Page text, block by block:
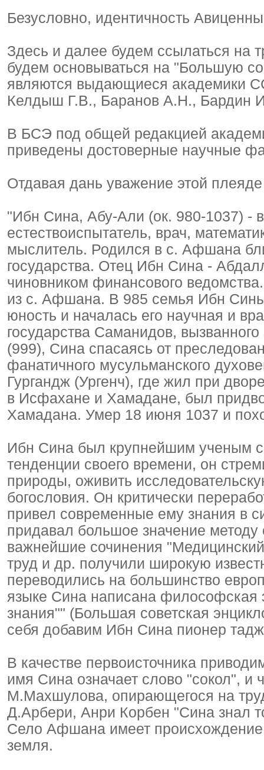
Безусловно, идентичность
Здесь и далее будем ссылаться на
будем основываться на "Большую
являются выдающиеся академики
Келдыш Г.В., Баранов А.Н., Бардин
В БСЭ под общей редакцией
приведены достоверные научные
Отдавая дань уважение этой
"Ибн Сина, Абу-Али (ок. 980-1037)
естествоиспытатель, врач,
мыслитель. Родился в с. Афшана
государства. Отец Ибн Сина -
чиновником финансового
из с. Афшана. В 985 семья Ибн
юность и началась его научная и
государства Саманидов,
(999), Сина спасаясь от
фанатичного мусульманского
Гургандж (Ургенч), где жил при
в Исфахане и Хамадане, был
Хамадана. Умер 18 июня 1037 и
Ибн Сина был крупнейшим ученым
тенденции своего времени, он
природы, оживить
богословия. Он критически
привел современные ему знания в
придавал большое значение
важнейшие сочинения
труд и др. получили широкую
переводились на большинство
языке Сина написана
знания"" (Большая советская
себя добавим Ибн Сина пионер
В качестве первоисточника
имя Сина означает слово "сокол", и
М.Махшулова, опирающегося на
Д.Арбери, Анри Корбен "Сина знал
Село Афшана имеет происхождение
земля.